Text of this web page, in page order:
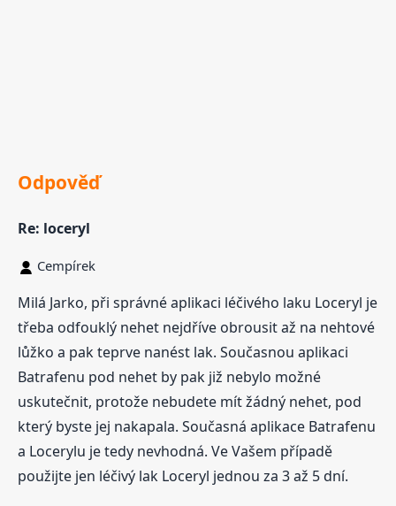
Odpověď
Re: loceryl
Cempírek
Milá Jarko, při správné aplikaci léčivého laku Loceryl je
třeba odfouklý nehet nejdříve obrousit až na nehtové
lůžko a pak teprve nanést lak. Současnou aplikaci
Batrafenu pod nehet by pak již nebylo možné
uskutečnit, protože nebudete mít žádný nehet, pod
který byste jej nakapala. Současná aplikace Batrafenu
a Locerylu je tedy nevhodná. Ve Vašem případě
použijte jen léčivý lak Loceryl jednou za 3 až 5 dní.